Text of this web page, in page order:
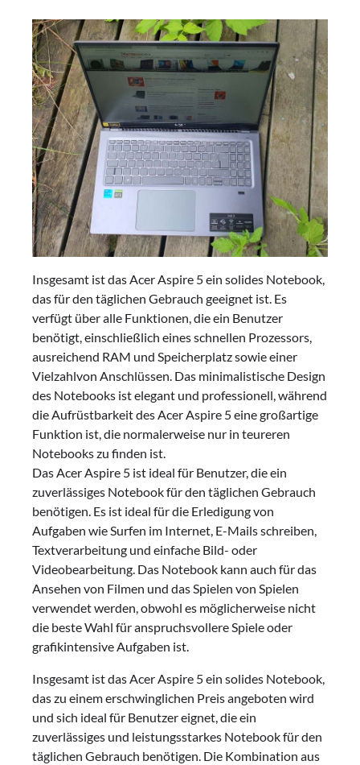
Insgesamt ist das Acer Aspire 5 ein solides Notebook,
das für den täglichen Gebrauch geeignet ist. Es
verfügt über alle Funktionen, die ein Benutzer
benötigt, einschließlich eines schnellen Prozessors,
ausreichend RAM und Speicherplatz sowie einer
Vielzahlvon Anschlüssen. Das minimalistische Design
des Notebooks ist elegant und professionell, während
die Aufrüstbarkeit des Acer Aspire 5 eine großartige
Funktion ist, die normalerweise nur in teureren
Notebooks zu finden ist.
Das Acer Aspire 5 ist ideal für Benutzer, die ein
zuverlässiges Notebook für den täglichen Gebrauch
benötigen. Es ist ideal für die Erledigung von
Aufgaben wie Surfen im Internet, E-Mails schreiben,
Textverarbeitung und einfache Bild- oder
Videobearbeitung. Das Notebook kann auch für das
Ansehen von Filmen und das Spielen von Spielen
verwendet werden, obwohl es möglicherweise nicht
die beste Wahl für anspruchsvollere Spiele oder
grafikintensive Aufgaben ist.
Insgesamt ist das Acer Aspire 5 ein solides Notebook,
das zu einem erschwinglichen Preis angeboten wird
und sich ideal für Benutzer eignet, die ein
zuverlässiges und leistungsstarkes Notebook für den
täglichen Gebrauch benötigen. Die Kombination aus